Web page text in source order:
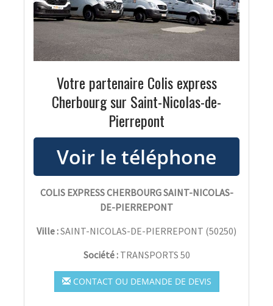
Votre partenaire Colis express
Cherbourg sur Saint-Nicolas-de-
Pierrepont
COLIS EXPRESS CHERBOURG SAINT-NICOLAS-
DE-PIERREPONT
Ville :SAINT-NICOLAS-DE-PIERREPONT (50250)
Société : TRANSPORTS 50
CONTACT OU DEMANDE DE DEVIS